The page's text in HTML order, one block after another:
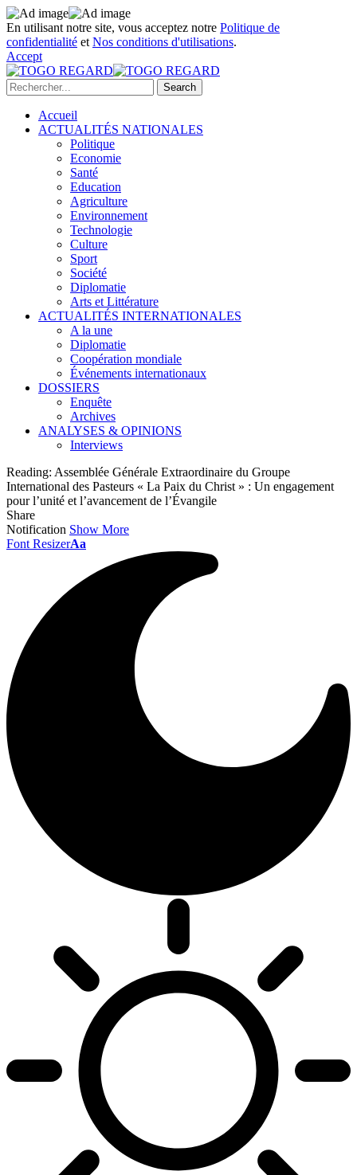
En utilisant notre site, vous acceptez notre Politique de
confidentialité et Nos conditions d'utilisations.
Accept
Accueil
ACTUALITÉS NATIONALES
Politique
Economie
Santé
Education
Agriculture
Environnement
Technologie
Culture
Sport
Société
Diplomatie
Arts et Littérature
ACTUALITÉS INTERNATIONALES
A la une
Diplomatie
Coopération mondiale
Événements internationaux
DOSSIERS
Enquête
Archives
ANALYSES & OPINIONS
Interviews
Reading: Assemblée Générale Extraordinaire du Groupe
International des Pasteurs « La Paix du Christ » : Un engagement
pour l’unité et l’avancement de l’Évangile
Share
Notification Show More
Font ResizerAa